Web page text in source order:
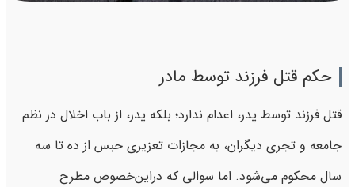
حکم قتل فرزند توسط مادر
قتل فرزند توسط پدر، اعدام ندارد؛ بلکه پدر، از باب اخلال در نظم
جامعه و تجری دیگران، به مجازات تعزیری حبس از ده تا سه
سال محکوم می‌شود. اما سوالی که دراین‌خصوص مطرح